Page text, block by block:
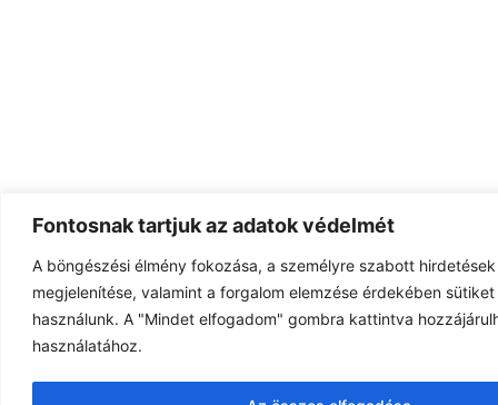
Fontosnak tartjuk az adatok védelmét
A böngészési élmény fokozása, a személyre szabott
megjelenítése, valamint a forgalom elemzése érdekében
használunk. A "Mindet elfogadom" gombra kattintva
használatához.